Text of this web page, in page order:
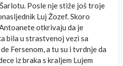
Posle nje stiže još troje
Luj Žozef. Skoro
otkrivaju da je
bila u strastvenoj vezi sa
Fersenom, a tu su i tvrdnje da
iz braka s kraljem Lujem